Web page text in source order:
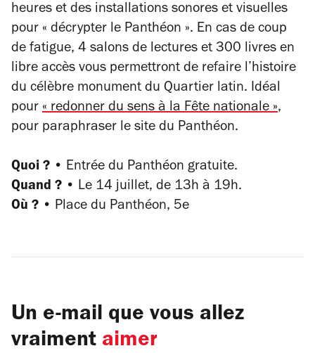
heures et des installations sonores et visuelles
pour « décrypter le Panthéon ». En cas de coup
de fatigue, 4 salons de lectures et 300 livres en
libre accès vous permettront de refaire l’histoire
du célèbre monument du Quartier latin. Idéal
pour « redonner du sens à la Fête nationale »,
pour paraphraser le site du Panthéon.
Quoi ? • Entrée du Panthéon gratuite.
Quand ? • Le 14 juillet, de 13h à 19h.
Où ? • Place du Panthéon, 5e
Un e-mail que vous allez
vraiment aimer